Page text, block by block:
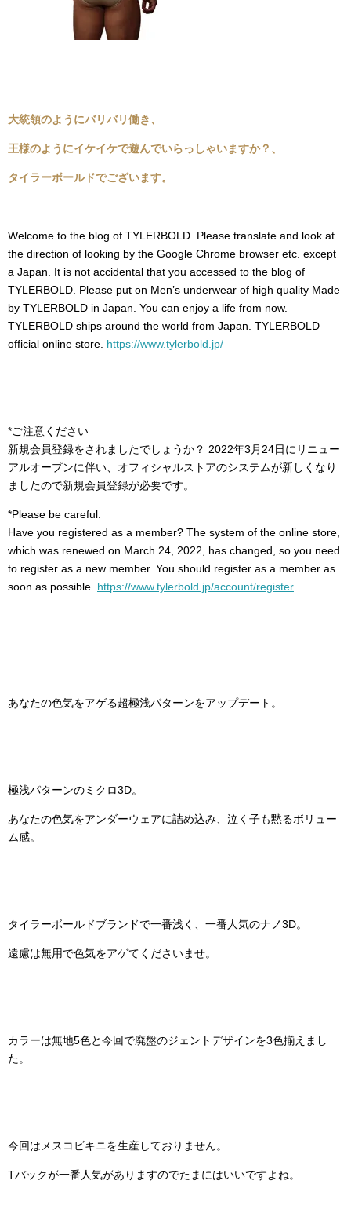
大統領のようにバリバリ働き、
王様のようにイケイケで遊んでいらっしゃいますか？、
タイラーボールドでございます。
Welcome to the blog of TYLERBOLD. Please translate and look at
the direction of looking by the Google Chrome browser etc. except
a Japan. It is not accidental that you accessed to the blog of
TYLERBOLD. Please put on Men’s underwear of high quality Made
by TYLERBOLD in Japan. You can enjoy a life from now.
TYLERBOLD ships around the world from Japan. TYLERBOLD
official online store. https://www.tylerbold.jp/
*ご注意ください
新規会員登録をされましたでしょうか？ 2022年3月24日にリニュー
アルオープンに伴い、オフィシャルストアのシステムが新しくなり
ましたので新規会員登録が必要です。
*Please be careful.
Have you registered as a member? The system of the online store,
which was renewed on March 24, 2022, has changed, so you need
to register as a new member. You should register as a member as
soon as possible. https://www.tylerbold.jp/account/register
あなたの色気をアゲる超極浅パターンをアップデート。
極浅パターンのミクロ3D。
あなたの色気をアンダーウェアに詰め込み、泣く子も黙るボリュー
ム感。
タイラーボールドブランドで一番浅く、一番人気のナノ3D。
遠慮は無用で色気をアゲてくださいませ。
カラーは無地5色と今回で廃盤のジェントデザインを3色揃えまし
た。
今回はメスコビキニを生産しておりません。
Tバックが一番人気がありますのでたまにはいいですよね。